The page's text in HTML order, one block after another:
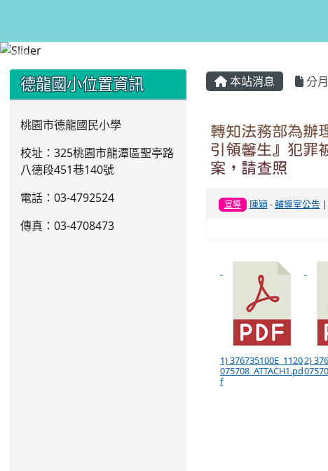
本站消息 分
轉知法務部為辦
引領馨生』犯罪
案，請查照
宣導 陳穎-輔導室公告
1) 376735100E_1120
075708_ATTACH1.pd
f
2)
::: 德龍國小位置資訊
桃園市德龍國民小學
校址：325桃園市龍潭區聖亭路
八德段451巷140號
電話：03-4792524
傳真：03-4708473